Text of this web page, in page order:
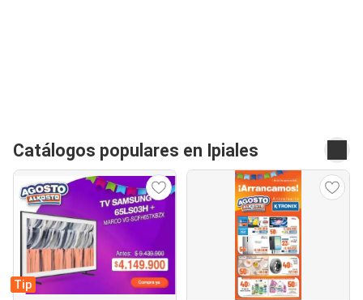
Catálogos populares en Ipiales
Tip